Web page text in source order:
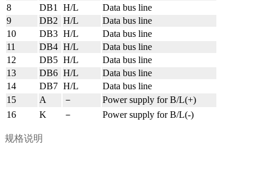
8
DB1 H/L
Data bus line
9
DB2 H/L
Data bus line
10
DB3 H/L
Data bus line
11
DB4 H/L Data bus line
12
DB5 H/L
Data bus line
13
DB6 H/L
Data bus line
14
DB7 H/L
Data bus line
15
A －
Power supply for B/L(+)
16
K － Power supply for B/L(-)
规格说明